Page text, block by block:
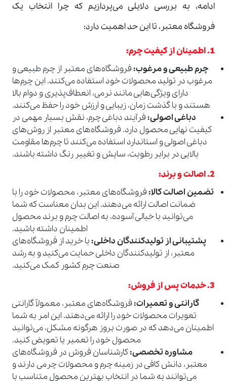
ادامه، به بررسی دلایلی می‌پردازیم که چرا انتخاب یک
فروشگاه معتبر، تا این حد اهمیت دارد:
1. اطمینان از کیفیت چرم:
چرم طبیعی و مرغوب:فروشگاه‌های معتبر از چرم طبیعی و
مرغوب در تولید محصولات خود استفاده می‌کنند. این چرم‌ها
دارای ویژگی‌هایی مانند نرمی، انعطاف‌پذیری و دوام بالا
هستند و با گذشت زمان، زیبایی و ارزش خود را حفظ می‌کنند.
دباغی اصولی:فرآیند دباغی چرم، نقش بسیار مهمی در
کیفیت نهایی محصول دارد. فروشگاه‌های معتبر از روش‌های
دباغی اصولی و استاندارد استفاده می‌کنند تا چرم‌ها مقاومت
بالایی در برابر رطوبت، سایش و تغییر رنگ داشته باشند.
2. اصالت و برند:
تضمین اصالت کالا:فروشگاه‌های معتبر، محصولات خود را با
ضمانت اصالت ارائه می‌دهند. این بدان معناست که شما
می‌توانید با خیالی آسوده، به اصالت چرم و برند محصول
اطمینان داشته باشید.
پشتیبانی از تولیدکنندگان داخلی:با خرید از فروشگاه‌های
معتبر، از تولیدکنندگان داخلی حمایت می‌کنید و به رشد
صنعت چرم کشور کمک می‌کنید.
3. خدمات پس از فروش:
گارانتی و تعمیرات:فروشگاه‌های معتبر، معمولاً گارانتی
تعویرات محصولات خود را ارائه می‌دهند. این امر به شما
اطمینان می‌دهد که در صورت بروز هرگونه مشکل، می‌توانید
محصول خود را تعمیر یا تعویض کنید.
مشاوره تخصصی:کارشناسان فروش در فروشگاه‌های
معتبر، دانش کافی در زمینه چرم و محصولات چرمی دارند و
می‌توانند به شما در انتخاب بهترین محصول متناسب با